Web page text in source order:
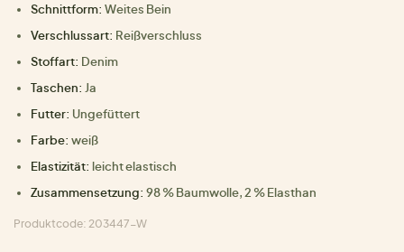
Schnittform: Weites Bein
Verschlussart: Reißverschluss
Stoffart: Denim
Taschen: Ja
Futter: Ungefüttert
Farbe: weiß
Elastizität: leicht elastisch
Zusammensetzung: 98 % Baumwolle, 2 % Elasthan
Produktcode: 203447-W